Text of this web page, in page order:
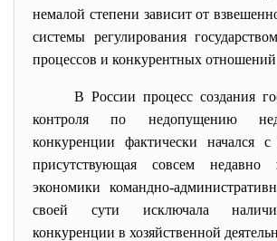
немалой степени зависит от
системы регулирования
процессов и конкурентных
В России процесс создания
контроля по недопущению
конкуренции фактически начался
присутствующая совсем недавно
экономики командно-
своей сути исключала
конкуренции в хозяйственной